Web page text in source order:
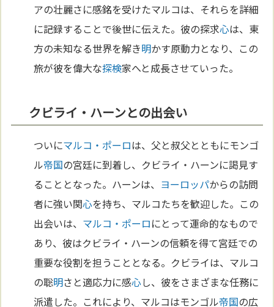
アの壮麗さに感銘を受けたマルコは、それらを詳細
に記録することで後世に伝えた。彼の探求心は、東
方の未知なる世界を解き明かす原動力となり、この
旅が彼を偉大な探検家へと成長させていった。
クビライ・ハーンとの出会い
ついにマルコ・ポーロは、父と叔父とともにモンゴ
ル帝国の宮廷に到着し、クビライ・ハーンに謁見す
ることとなった。ハーンは、 ヨーロッパからの訪問
者に強い関心を持ち、マルコたちを歓迎した。この
出会いは、 マルコ・ポーロにとって運命的なもので
あり、彼はクビライ・ハーンの信頼を得て宮廷での
重要な役割を担うこととなる。クビライは、マルコ
の聡明さと適応力に感心し、彼をさまざまな任務に
派遣した。これにより、マルコはモンゴル帝国の広